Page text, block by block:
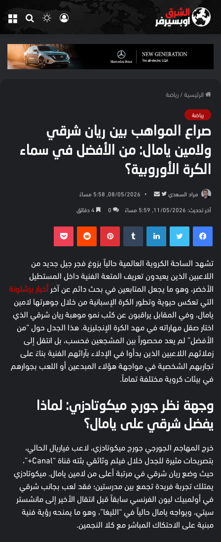
بحث
عن
الوضع
المظلم
تسجيل
الدخول
الرئيسية/ رياضة
رياضة
صراع المواهب بين ريان شرقي
ولامين يامال: من الأفضل في سماء
الكرة الأوروبية؟
مراد السعدي
تابعأرسل 08/05/2026, 5:58 مساءً
آخر تحديث: 11/05/2026, 5:59 مساءً
0
فيسبوكتويتر لينكدإن بينتيريست بوكيت
تشهد الساحة الكروية العالمية حالياً بزوغ فجر جيل جديد من
اللاعبين الذين يعيدون تعريف المتعة الفنية داخل المستطيل
الأخضر، وهو ما يجعل المتابعين في بحث دائم عن آخر أخبار برشلونة
التي تعكس حيوية وتطور الكرة الإسبانية من خلال جوهرتها لامين
يامال، وفي المقابل يراقبون عن كثب نمو موهبة ريان شرقي الذي
اختار صقل مهاراته في مهد الكرة الإنجليزية. هذا الجدل حول “من
الأفضل” لم يعد محصوراً بين المشجعين فحسب، بل انتقل إلى
زملائهم اللاعبين الذين بدأوا في الإدلاء بآرائهم الفنية بناءً على
تجاربهم الشخصية في مواجهة هؤلاء المبدعين أو اللعب بجوارهم
في بيئات كروية مختلفة تماماً.
وجهة نظر جورج ميكوتادزي: لماذا
يفضل شرقي على يامال؟
خرج المهاجم الجورجي جورج ميكوتادزي، لاعب فياريال الحالي،
بتصريحات مثيرة للجدل خلال فيلم وثائقي بثته قناة “Canal+”،
حيث وضع ريان شرقي في مرتبة أعلى من لامين يامال. ميكوتادزي
يمتلك تجربة فريدة تجمع بين مدرستين؛ فقد لعب بجانب شرقي
في أولمبيك ليون الفرنسي سابقاً قبل انتقال الأخير إلى مانشستر
سيتي، ويواجه يامال حالياً في “الليغا”، وهو ما يمنحه رؤية فنية
مبنية على الاحتكاك المباشر مع كلا النجمين.